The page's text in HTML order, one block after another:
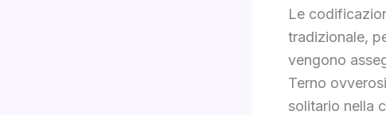
Le
tradizionale,
vengono
Terno
solitario nella